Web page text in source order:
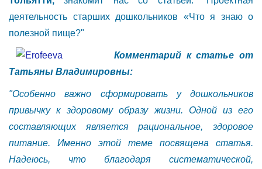
деятельность старших дошкольников «Что я знаю о
полезной пище?"
Комментарий к статье от
Татьяны Владимировны:
"Особенно важно сформировать у дошкольников
привычку к здоровому образу жизни. Одной из его
составляющих является рациональное, здоровое
питание. Именно этой теме посвящена статья.
Надеюсь, что благодаря систематической,